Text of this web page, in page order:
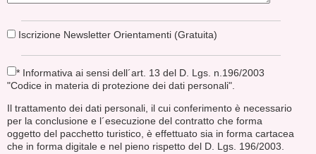
Iscrizione Newsletter Orientamenti (Gratuita)
* Informativa ai sensi dell´art. 13 del D. Lgs. n.196/2003
"Codice in materia di protezione dei dati personali".
Il trattamento dei dati personali, il cui conferimento è necessario
per la conclusione e l´esecuzione del contratto che forma
oggetto del pacchetto turistico, è effettuato sia in forma cartacea
che in forma digitale e nel pieno rispetto del D. Lgs. 196/2003.